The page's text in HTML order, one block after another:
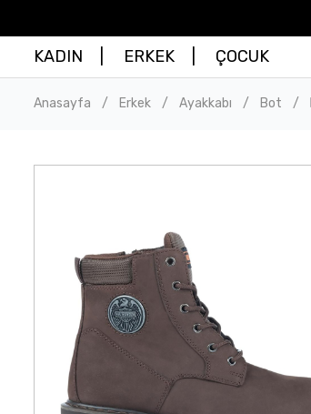
KADIN ERKEK ÇOCUK
Anasayfa / Erkek / Ayakkabı / Bot /